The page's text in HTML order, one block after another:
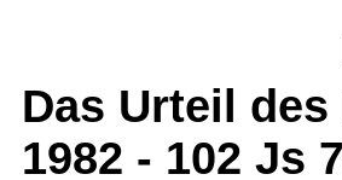
Das Urteil
1982 - 102 Js